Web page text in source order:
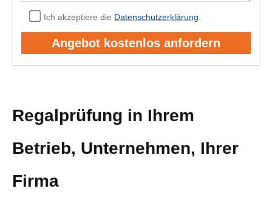
Ich akzeptiere die Datenschutzerklärung
Regalprüfung in Ihrem
Betrieb, Unternehmen, Ihrer
Firma